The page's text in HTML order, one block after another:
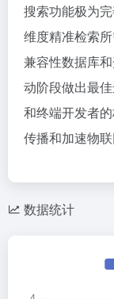
搜索功能极为
维度精准检索
兼容性数据库
动阶段做出最
和终端开发者
传播和加速物
数据统计